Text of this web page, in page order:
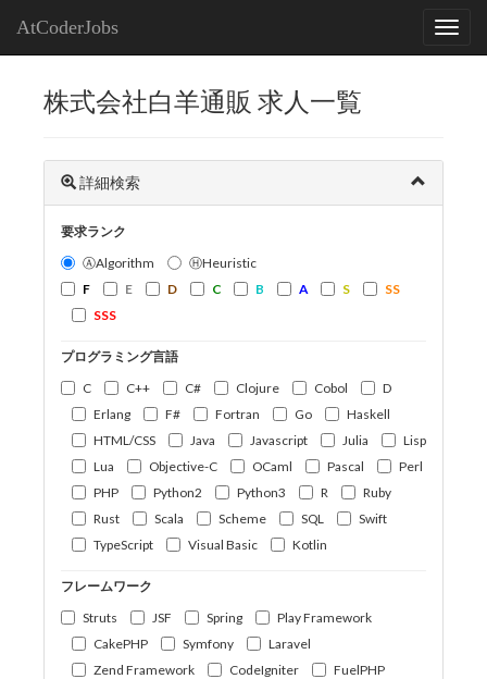
AtCoderJobs
株式会社白羊通販 求人一覧
詳細検索
要求ランク
ⒶAlgorithm
ⒽHeuristic
F
E D C B A S
SS
SSS
プログラミング言語
C
C++ C# Clojure Cobol
D
Erlang
F# Fortran Go
Haskell
HTML/CSS
Java Javascript Julia
Lisp
Lua
Objective-C OCaml Pascal
Perl
PHP
Python2 Python3 R
Ruby
Rust
Scala Scheme SQL
Swift
TypeScript
Visual Basic Kotlin
フレームワーク
Struts
JSF Spring
Play Framework
CakePHP
Symfony
Laravel
Zend Framework
CodeIgniter
FuelPHP